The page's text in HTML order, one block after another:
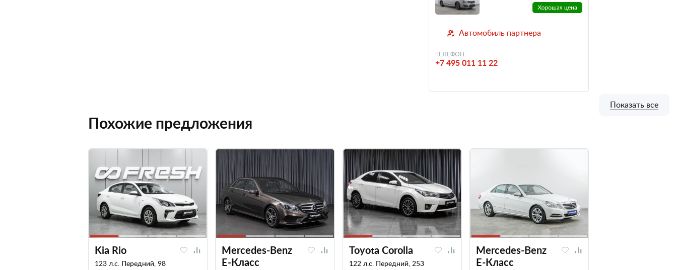
Автомобиль партнера
ТЕЛЕФОН:
+7 495 011 11 22
Похожие предложения
Kia Rio
123 л.с. Передний, 98
Mercedes-Benz
E-Класс
Toyota Corolla
122 л.с. Передний, 253
Mercedes-Benz
E-Класс
Показать все